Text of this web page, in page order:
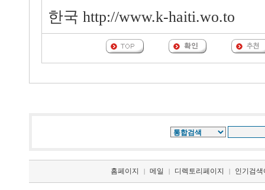
한국 http://www.k-haiti.wo.to
홈페이지 | 메일 | 디렉토리페이지 | 인기검색